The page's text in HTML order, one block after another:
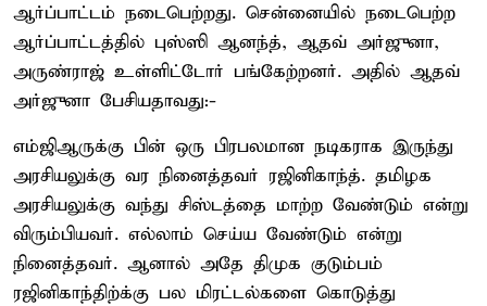
ஆர்ப்பாட்டம் நடைபெற்றது. சென்னையில் நடைபெற்ற
ஆர்ப்பாட்டத்தில் புஸ்ஸி ஆனந்த், ஆதவ் அர்ஜுனா,
அருண்ராஜ் உள்ளிட்டோர் பங்கேற்றனர். அதில் ஆதவ்
அர்ஜுனா பேசியதாவது:-
எம்ஜிஆருக்கு பின் ஒரு பிரபலமான நடிகராக இருந்து
அரசியலுக்கு வர நினைத்தவர் ரஜினிகாந்த். தமிழக
அரசியலுக்கு வந்து சிஸ்டத்தை மாற்ற வேண்டும் என்று
விரும்பியவர். எல்லாம் செய்ய வேண்டும் என்று
நினைத்தவர். ஆனால் அதே திமுக குடும்பம்
ரஜினிகாந்திற்க்கு பல மிரட்டல்களை கொடுத்து